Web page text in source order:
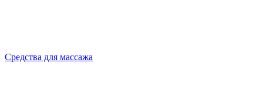
Средства для массажа